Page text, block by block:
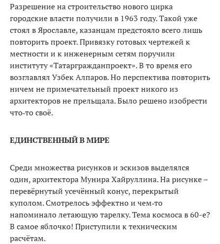
Разрешение на строительство нового цирка
городские власти получили в 1963 году. Такой уже
стоял в Ярославле, казанцам предстояло всего лишь
повторить проект. Привязку готовых черте­жей к
местности и к инженерным сетям поручили
институту «Та­таргражданпроект». В то время его
возглавлял Узбек Алпаров. Но перспектива повторить
ничем не примечательный проект нико­го из
архитекторов не прельщала. Было решено изобрести
что‑то своё.
ЕДИНСТВЕННЫЙ В МИРЕ
Среди множества рисунков и эскизов выделялся
один, ар­хитектора Мунира Хайрулли­на. На рисунке –
перевёрнутый усечённый конус, перекрытый
куполом. Смотрелось эффектно и чем‑то
напоминало летающую тарелку. Тема космоса в 60-е?
В самое яблочко! Приступили к техническим
расчётам.